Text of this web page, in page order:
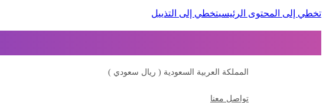
تخطي إلى المحتوى الرئيسيتخطي إلى التذييل
المملكة العربية السعودية ( ريال سعودي )
تواصل معنا